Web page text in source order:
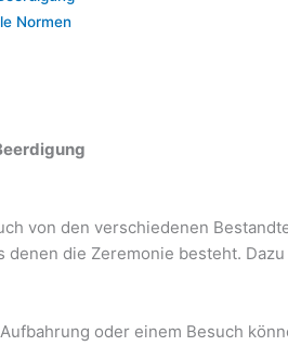
Normen
von den verschiedenen
die Zeremonie besteht.
oder einem Besuch